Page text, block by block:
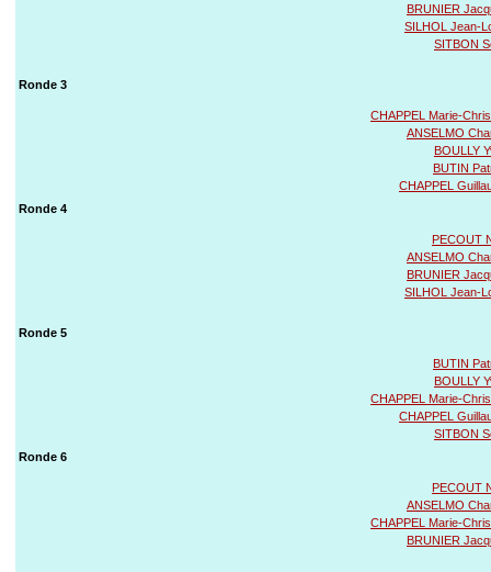
BRUNIER
SILHOL Jean-
SITBON
Ronde 3
CHAPPEL Marie-
ANSELMO
BOULLY
BUTIN
CHAPPEL
Ronde 4
PECOUT
ANSELMO
BRUNIER
SILHOL Jean-
Ronde 5
BUTIN
BOULLY
CHAPPEL Marie-
CHAPPEL
SITBON
Ronde 6
PECOUT
ANSELMO
CHAPPEL Marie-
BRUNIER